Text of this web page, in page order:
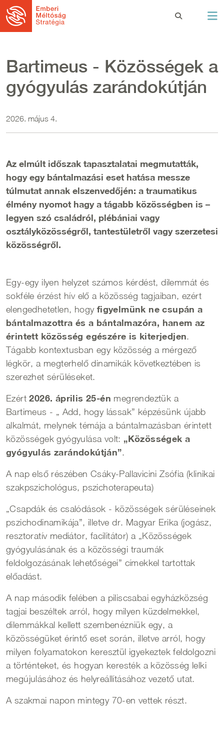
Ugrás a tartalomra
Bartimeus - Közösségek a
gyógyulás zarándokútján
2026. május 4.
Az elmúlt időszak tapasztalatai megmutatták,
hogy egy bántalmazási eset hatása messze
túlmutat annak elszenvedőjén: a traumatikus
élmény nyomot hagy a tágabb közösségben is –
legyen szó családról, plébániai vagy
osztályközösségről, tantestületről vagy szerzetesi
közösségről.
Egy-egy ilyen helyzet számos kérdést, dilemmát és
sokféle érzést hív elő a közösség tagjaiban, ezért
elengedhetetlen, hogy figyelmünk ne csupán a
bántalmazottra és a bántalmazóra, hanem az
érintett közösség egészére is kiterjedjen.
Tágabb kontextusban egy közösség a mérgező
légkör, a megterhelő dinamikák következtében is
szerezhet sérüléseket.
Ezért2026. április 25-én megrendeztük a
Bartimeus - „ Add, hogy lássak” képzésünk újabb
alkalmát, melynek témája a bántalmazásban érintett
közösségek gyógyulása volt: „Közösségek a
gyógyulás zarándokútján”.
A nap első részében Csáky-Pallavicini Zsófia (klinikai
szakpszichológus, pszichoterapeuta)
„Csapdák és csalódások - közösségek sérüléseinek
pszichodinamikája”, illetve dr. Magyar Erika (jogász,
resztoratív mediátor, facilitátor) a „Közösségek
gyógyulásának és a közösségi traumák
feldolgozásának lehetőségei” címekkel tartottak
előadást.
A nap második felében a piliscsabai egyházközség
tagjai beszéltek arról, hogy milyen küzdelmekkel,
dilemmákkal kellett szembenézniük egy, a
közösségüket érintő eset során, illetve arról, hogy
milyen folyamatokon keresztül igyekeztek feldolgozni
a történteket, és hogyan keresték a közösség lelki
megújulásához és helyreállításához vezető utat.
A szakmai napon mintegy 70-en vettek részt.